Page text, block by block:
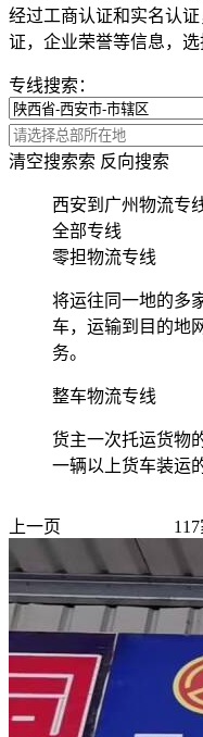
经过工商认证和实名认
证，企业荣誉等信息，选
专线搜索：
索 反向搜索
清空搜索
西安到广州物流专
全部专线
零担物流专线
将运往同一地的多
车，运输到目的地
务。
整车物流专线
货主一次托运货物
一辆以上货车装运
117
上一页